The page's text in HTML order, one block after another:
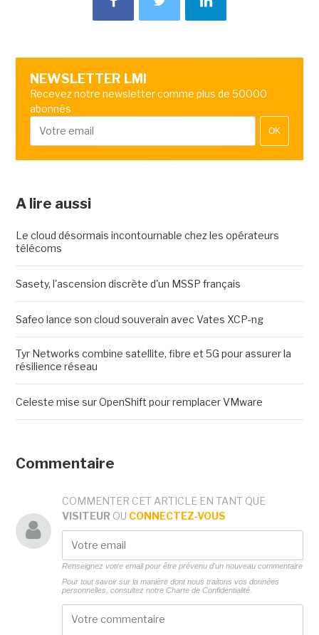
NEWSLETTER LMI
Recevez notre newsletter comme plus de 50000
abonnés
OK
A lire aussi
Le cloud désormais incontournable chez les opérateurs
télécoms
Sasety, l'ascension discrète d'un MSSP français
Safeo lance son cloud souverain avec Vates XCP-ng
Tyr Networks combine satellite, fibre et 5G pour assurer la
résilience réseau
Celeste mise sur OpenShift pour remplacer VMware
Commentaire
COMMENTER CET ARTICLE EN TANT QUE
VISITEUR OU CONNECTEZ-VOUS
Renseignez votre email pour être prévenu d'un nouveau commentaire
Pour tout savoir sur la manière dont nous traitons vos données
personnelles, consultez notre Charte de Confidentialité.